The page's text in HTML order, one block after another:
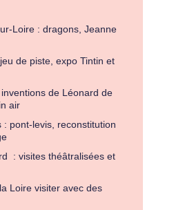
Loire : dragons, Jeanne
de piste, expo Tintin et
de Léonard de
air
pont-levis, reconstitution
: visites théâtralisées et
Loire visiter avec des